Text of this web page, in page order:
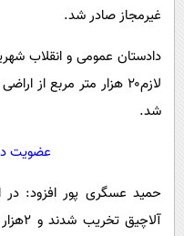
غیرمجاز صادر شد.
دادستان عمومی و انقلاب
لازم۲۰ هزار متر مربع از
شد.
عضویت